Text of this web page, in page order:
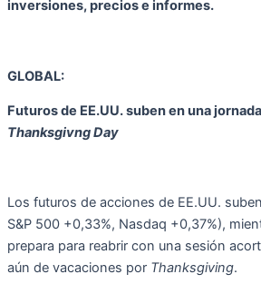
inversiones, precios e informes.
GLOBAL:
Futuros de EE.UU. suben en una
Thanksgivng Day
Los futuros de acciones de EE.UU.
S&P 500 +0,33%, Nasdaq +0,37%),
prepara para reabrir con una sesión
aún de vacaciones por Thanksgiving.